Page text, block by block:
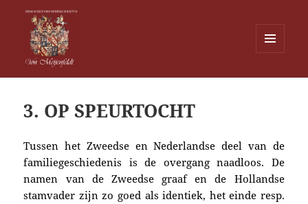
WIDGETS
3. OP SPEURTOCHT
Tussen het Zweedse en Nederlandse deel van de
familiegeschiedenis is de overgang naadloos. De
namen van de Zweedse graaf en de Hollandse
stamvader zijn zo goed als identiek, het einde resp.